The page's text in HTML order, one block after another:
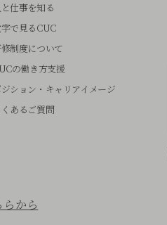
と仕事を知る
で見るCUC
制度について
の働き方支援
ション・キャリアイメージ
くあるご質問
から